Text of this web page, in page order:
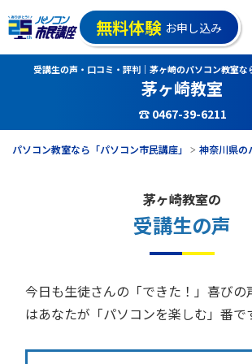
無料体験 お申し込み
受講生の声・口コミ・評判｜茅ヶ崎のパソコン教室な
茅ヶ崎教室
☎ 0467-39-6211
パソコン教室なら「パソコン市民講座」 神奈川県の
茅ヶ崎教室の
受講生の声
今日も生徒さんの「できた！」喜びの
はあなたが「パソコンを楽しむ」番で